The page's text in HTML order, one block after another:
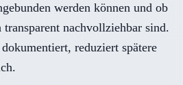
werden können und ob
nachvollziehbar sind.
reduziert spätere